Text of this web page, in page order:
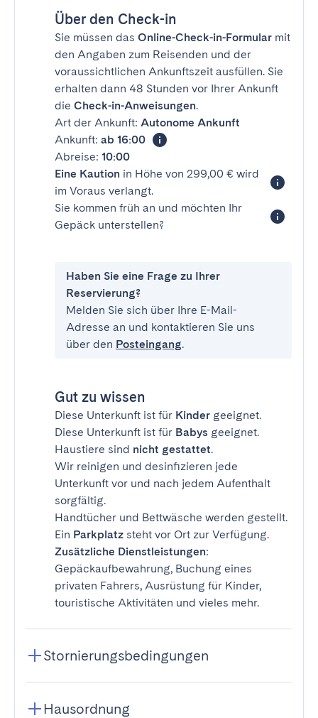
Über den Check-in
Sie müssen das Online-Check-in-Formular mit
den Angaben zum Reisenden und der
voraussichtlichen Ankunftszeit ausfüllen. Sie
erhalten dann 48 Stunden vor Ihrer Ankunft
die Check-in-Anweisungen.
Art der Ankunft: Autonome Ankunft
Ankunft: ab 16:00
Abreise: 10:00
Eine Kaution in Höhe von 299,00 € wird
im Voraus verlangt.
Sie kommen früh an und möchten Ihr
Gepäck unterstellen?
Haben Sie eine Frage zu Ihrer
Reservierung?
Melden Sie sich über Ihre E-Mail-
Adresse an und kontaktieren Sie uns
über den Posteingang.
Gut zu wissen
Diese Unterkunft ist für Kinder geeignet.
Diese Unterkunft ist für Babys geeignet.
Haustiere sind nicht gestattet.
Wir reinigen und desinfizieren jede
Unterkunft vor und nach jedem Aufenthalt
sorgfältig.
Handtücher und Bettwäsche werden gestellt.
Ein Parkplatz steht vor Ort zur Verfügung.
Zusätzliche Dienstleistungen:
Gepäckaufbewahrung, Buchung eines
privaten Fahrers, Ausrüstung für Kinder,
touristische Aktivitäten und vieles mehr.
Stornierungsbedingungen
Hausordnung